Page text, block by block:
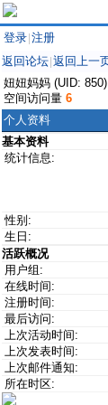
登录 注册
返回论坛 返回上一
妞妞妈妈 (UID: 850)
空间访问量 6
个人资料
基本资料
统计信息:
性别:
生日:
活跃概况
用户组:
在线时间:
注册时间:
最后访问:
上次活动时间:
上次发表时间:
上次邮件通知:
所在时区: